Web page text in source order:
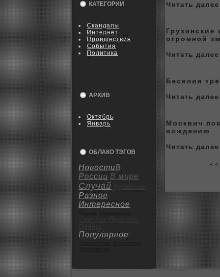
КАТЕГОРИИ
Скандалы
Интернет
Пpoишествия
События
Политика
АРХИВ
Октябрь
Январь
ОБЛАКО ТЭГОВ
НовостиВ
России В мире
Случай
Разное
Интересное
Популярное
Читать
огpoмной
Читать
Беселия
Читать
Москвич
вождению
Читать
<